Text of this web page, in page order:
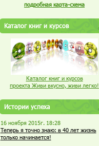
подробная карта-схема
Каталог книг и курсов
Каталог книг и курсов
проекта Живи вкусно, живи легко!
Истории успеха
16 ноября 2015г. 18:28
Теперь я точно знаю: в 40 лет жизнь
только начинается!